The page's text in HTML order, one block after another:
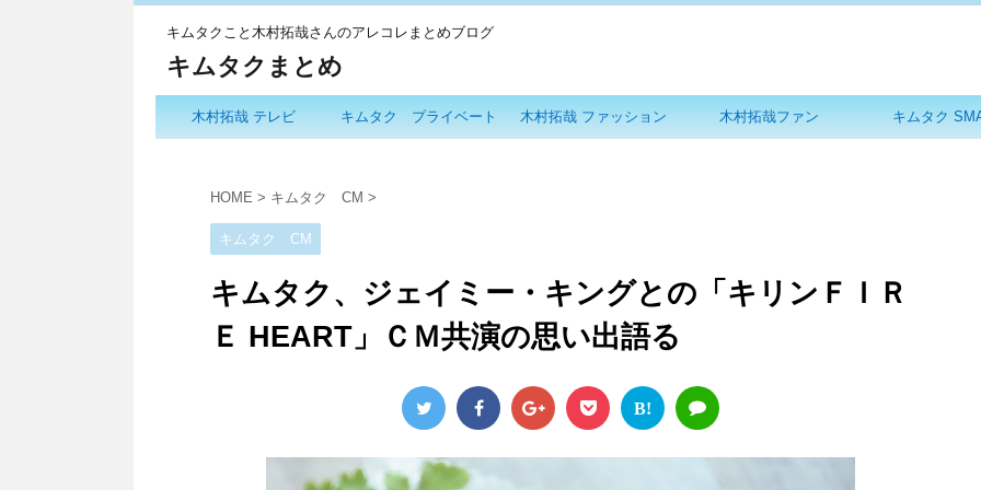
キムタクこと木村拓哉さんのアレコレまとめブログ
キムタクまとめ
木村拓哉 テレビ キムタク プライベート 木村拓哉 ファッション 木村拓哉ファン キムタク
HOME > キムタク CM >
キムタク CM
キムタク、ジェイミー・キングとの「キリンＦＩＲ
Ｅ HEART」ＣＭ共演の思い出語る
B!